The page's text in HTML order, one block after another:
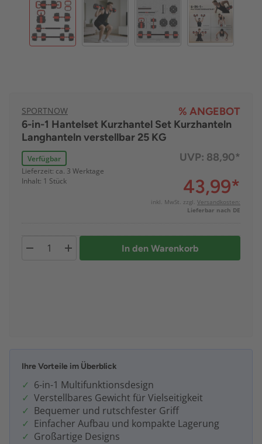
SPORTNOW
% ANGEBOT
6-in-1 Hantelset Kurzhantel Set Kurzhanteln
Langhanteln verstellbar 25 KG
Verfügbar
Lieferzeit: ca. 3 Werktage
Inhalt: 1 Stück
UVP: 88,90*
43,99*
inkl. MwSt. zzgl. Versandkosten:
Lieferbar nach DE
In den Warenkorb
Ihre Vorteile im Überblick
6-in-1 Multifunktionsdesign
Verstellbares Gewicht für Vielseitigkeit
Bequemer und rutschfester Griff
Einfacher Aufbau und kompakte Lagerung
Großartige Designs